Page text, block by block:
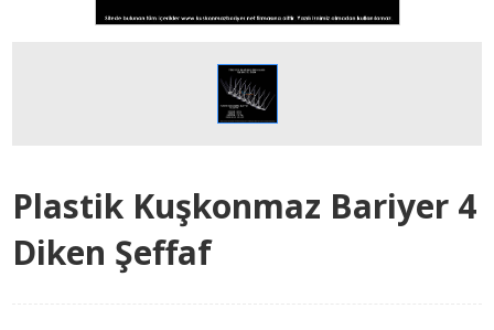
Plastik Kuşkonmaz Bariyer 4
Diken Şeffaf